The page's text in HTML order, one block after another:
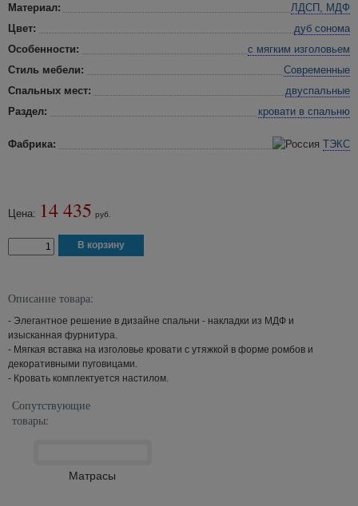
Материал:
ЛДСП, МДФ
Цвет:
дуб сонома
Особенности:
с мягким изголовьем
Стиль мебели:
Современные
Спальных мест:
двуспальные
Раздел:
кровати в спальню
Фабрика: ТЭКС
Цена: 14 435 руб.
Описание товара:
- Элегантное решение в дизайне спальни - накладки из МДФ и
изысканная фурнитура.
- Мягкая вставка на изголовье кровати с утяжкой в форме ромбов и
декоративными пуговицами.
- Кровать комплектуется настилом.
Сопутствующие
товары:
Матрасы